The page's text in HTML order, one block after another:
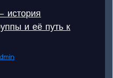
история
и её путь к